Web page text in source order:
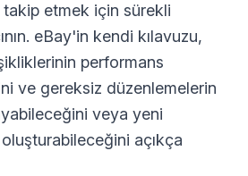
takip etmek için sürekli
eBay'in kendi kılavuzu,
performans
ve gereksiz düzenlemelerin
veya yeni
oluşturabileceğini açıkça